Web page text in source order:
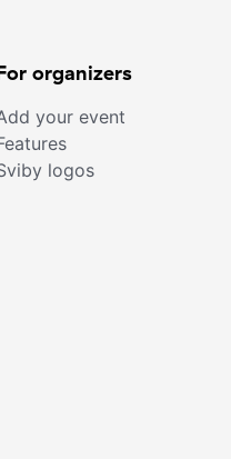
organizers
your event
logos